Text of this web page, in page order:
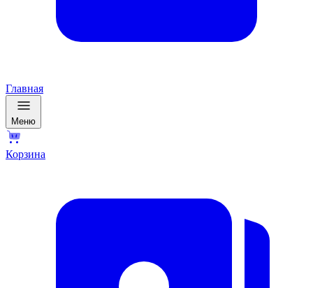
Главная
Меню
Корзина